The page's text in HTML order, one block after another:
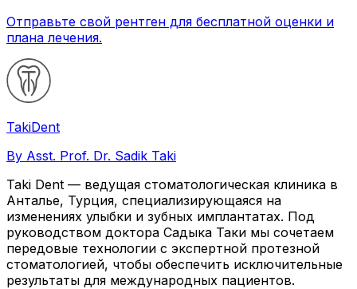
Отправьте свой рентген для бесплатной оценки и
плана лечения.
TakiDent
By Asst. Prof. Dr. Sadik Taki
Taki Dent — ведущая стоматологическая клиника в
Анталье, Турция, специализирующаяся на
изменениях улыбки и зубных имплантатах. Под
руководством доктора Садыка Таки мы сочетаем
передовые технологии с экспертной протезной
стоматологией, чтобы обеспечить исключительные
результаты для международных пациентов.